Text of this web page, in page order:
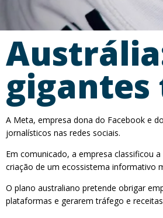
gigantes
A Meta, empresa dona do Facebook e
jornalísticos nas redes sociais.
Em comunicado, a empresa classificou
criação de um ecossistema informativo
O plano australiano pretende obrigar
plataformas e gerarem tráfego e